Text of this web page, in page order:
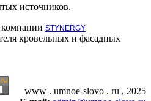
источников.
STYNERGY
кровельных и фасадных
www . umnoe-slovo . ru , 2025